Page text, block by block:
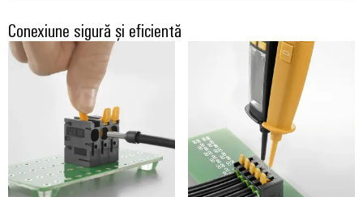
Conexiune sigură și eficientă